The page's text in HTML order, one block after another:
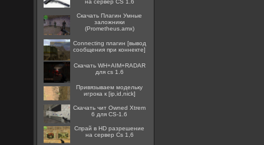
на сервер CS 1.6
Скачать Плагин Умные
заложники
(Prometheus.amx)
Connecting плагин [вывод
сообщения при коннекте]
Скачать WH+AIM+RADAR
для cs 1.6
Привязываем модельку
игрока к [ip,id,nick]
Скачать чит Owned Xtrem
6 для CS-1.6
Спрай в HD разрешение
на сервер Cs 1,6